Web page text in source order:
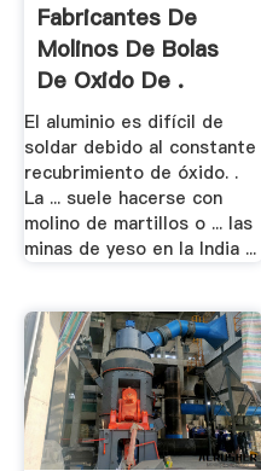
Fabricantes De
Molinos De Bolas
De Oxido De .
El aluminio es difícil de
soldar debido al constante
recubrimiento de óxido. .
La ... suele hacerse con
molino de martillos o ... las
minas de yeso en la India ...